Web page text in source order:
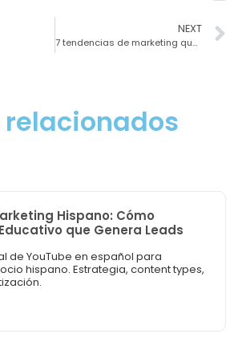
NEXT
7 tendencias de marketing que definirán el éxito en 2022
Hispano: Cómo
que Genera Leads
de YouTube en español para
hispano. Estrategia, content types,